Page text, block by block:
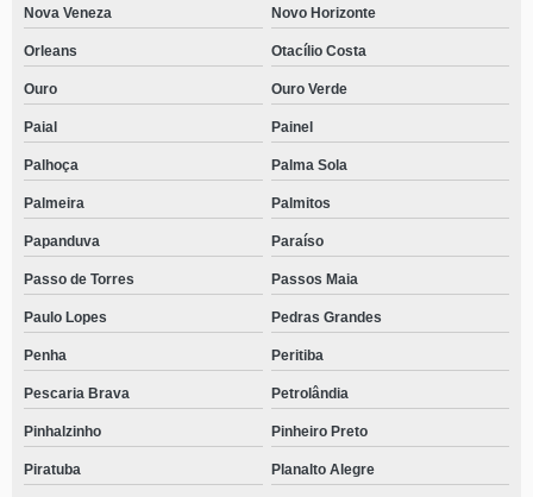
Nova Veneza Novo Horizonte
Orleans Otacílio Costa
Ouro Ouro Verde
Paial Painel
Palhoça Palma Sola
Palmeira Palmitos
Papanduva Paraíso
Passo de Torres Passos Maia
Paulo Lopes Pedras Grandes
Penha Peritiba
Pescaria Brava Petrolândia
Pinhalzinho Pinheiro Preto
Piratuba Planalto Alegre